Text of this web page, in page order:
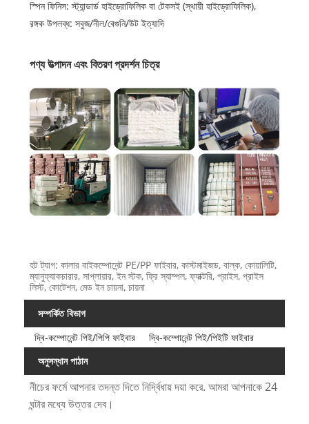
স্পিন ফিনিস: স্ট্যান্ডার্ড হাইড্রোফিলিক বা টেকসই (স্থায়ী হাইড্রোফিলিক),
রঙ্গক উপলব্ধ: সবুজ/নীল/বেগুনি/উট ইত্যাদি
পণ্য উত্পাদন এবং বিতরণ প্রদর্শন চিত্র
হট ট্যাগ: কালার বাইকম্পোনেন্ট PE/PP ফাইবার, কাস্টমাইজড, বাল্ক, কোয়ালিটি,
ম্যানুফ্যাকচারার, সাপ্লায়ার, ইন স্টক, ফ্রি স্যাম্পল, ফ্যাক্টরি, প্রাইস, প্রাইস
লিস্ট, কোটেশন, মেড ইন চায়না, চায়না
সম্পর্কিত বিভাগ
দ্বি-কম্পোনেন্ট পিই/পিপি ফাইবার
দ্বি-কম্পোনেন্ট পিই/পিইটি ফাইবার
অনুসন্ধান পাঠান
নীচের ফর্মে আপনার তদন্ত দিতে নির্দ্বিধায় দয়া করে. আমরা আপনাকে 24
ঘন্টার মধ্যে উত্তর দেব।